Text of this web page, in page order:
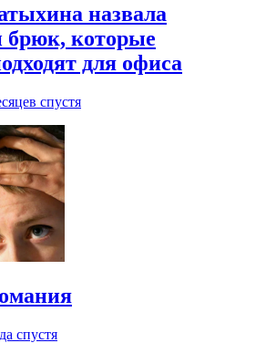
назвала
брюк, которые
для офиса
спустя
спустя